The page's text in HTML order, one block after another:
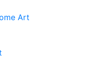
Art